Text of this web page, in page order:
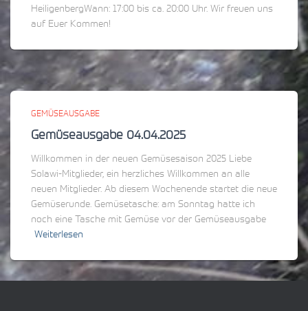
HeiligenbergWann: 17:00 bis ca. 20:00 Uhr. Wir freuen uns
auf Euer Kommen!
GEMÜSEAUSGABE
Gemüseausgabe 04.04.2025
Willkommen in der neuen Gemüsesaison 2025 Liebe
Solawi-Mitglieder, ein herzliches Willkommen an alle
neuen Mitglieder. Ab diesem Wochenende startet die neue
Gemüserunde. Gemüsetasche: am Sonntag hatte ich
noch eine Tasche mit Gemüse vor der Gemüseausgabe
Weiterlesen